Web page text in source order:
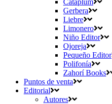
Cataplum
Gerbera
Liebre
Limonero
Niño Editor
Ojoreja
Pequeño Editor
Polifonía
Zahorí Books
Puntos de venta
Editorial
Autores